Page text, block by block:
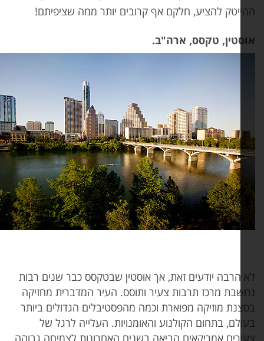
להציע, חלקם אף קרובים יותר ממה שציפיתם!
טקסס, ארה"ב.
הרבה יודעים זאת, אך אוסטין שבטקסס כבר שנים רבות
מרכז תרבות צעיר ותוסס. העיר המדברית מחזיקה
מוזיקה מפוארת וכמה מהפסטיבלים הגדולים ביותר
בתחום הקולנוע והאומנויות. העלייה לרגל של
אמריקאים הביאה בשנים האחרונות לצמיחה גבוהה